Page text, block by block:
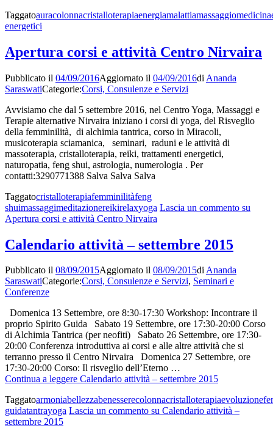
Taggatoauracolonnacristalloterapiaenergiamalattiamassaggio
energetici
Apertura corsi e attività Centro Nirvaira
Pubblicato il 04/09/2016Aggiornato il 04/09/2016di Ananda
SaraswatiCategorie:Corsi, Consulenze e Servizi
Avvisiamo che dal 5 settembre 2016, nel Centro Yoga, Massaggi e
Terapie alternative Nirvaira iniziano i corsi di yoga, del Risveglio
della femminilità, di alchimia tantrica, corso in Miracoli,
musicoterapia sciamanica, seminari, raduni e le attività di
massoterapia, cristalloterapia, reiki, trattamenti energetici,
naturopatia, feng shui, astrologia, numerologia . Per
contatti:3290771388 Salva Salva Salva
Taggatocristalloterapiafemminilitàfeng
shuimassaggimeditazionereikirelaxyoga Lascia un commento su
Apertura corsi e attività Centro Nirvaira
Calendario attività – settembre 2015
Pubblicato il 08/09/2015Aggiornato il 08/09/2015diAnanda
SaraswatiCategorie:Corsi, Consulenze e Servizi, Seminari e
Conferenze
Domenica 13 Settembre, ore 8:30-17:30 Workshop: Incontrare il
proprio Spirito Guida Sabato 19 Settembre, ore 17:30-20:00 Corso
di Alchimia Tantrica (per neofiti) Sabato 26 Settembre, ore 17:30-
20:00 Conferenza introduttiva ai corsi e alle altre attività che si
terranno presso il Centro Nirvaira Domenica 27 Settembre, ore
17:30-20:00 Corso: Il risveglio dell’Eterno …
Continua a leggere Calendario attività – settembre 2015
Taggatoarmoniabellezzabenesserecolonnacristalloterapiaevoluzione
guidatantrayoga Lascia un commento su Calendario attività –
settembre 2015